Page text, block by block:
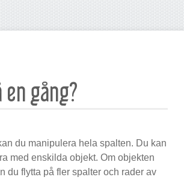
gång?
du manipulera hela spalten. Du kan
med enskilda objekt. Om objekten
du flytta på fler spalter och rader av